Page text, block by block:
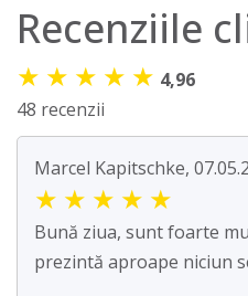
Recenziile
★ ★ ★ ★ ★ 4,96
48 recenzii
Marcel Kapitschke,
★ ★ ★ ★ ★
Bună ziua, sunt foarte
prezintă aproape niciun